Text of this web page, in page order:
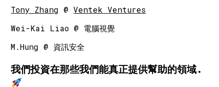
Tony Zhang @Ventek Ventures
Wei-Kai Liao @ 電腦視覺
M.Hung @ 資訊安全
我們投資在那些我們能真正提供幫助的領域.